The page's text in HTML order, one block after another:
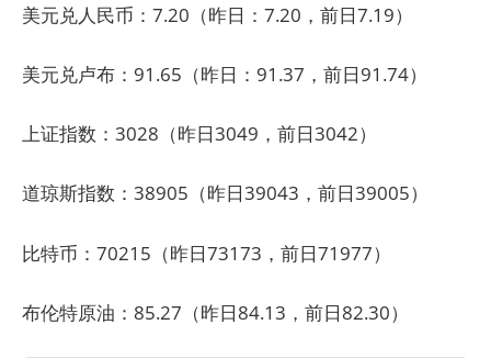
美元兑人民币：7.20（昨日：7.20，前日7.19）
美元兑卢布：91.65（昨日：91.37，前日91.74）
上证指数：3028（昨日3049，前日3042）
道琼斯指数：38905（昨日39043，前日39005）
比特币：70215（昨日73173，前日71977）
布伦特原油：85.27（昨日84.13，前日82.30）